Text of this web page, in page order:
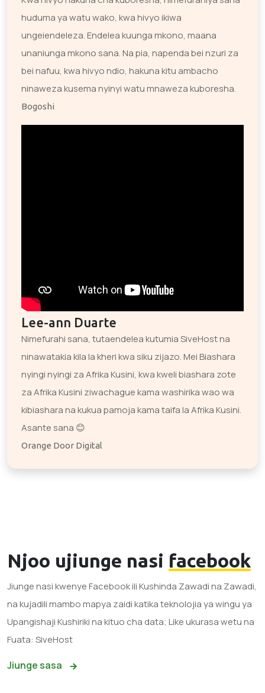
huduma ya watu wako, kwa hivyo ikiwa
ungeiendeleza. Endelea kuunga mkono, maana
unaniunga mkono sana. Na pia, napenda bei nzuri za
bei nafuu, kwa hivyo ndio, hakuna kitu ambacho
ninaweza kusema nyinyi watu mnaweza kuboresha.
Bogoshi
Lee-ann Duarte
Nimefurahi sana, tutaendelea kutumia SiveHost na
ninawatakia kila la kheri kwa siku zijazo. Mei Biashara
nyingi nyingi za Afrika Kusini, kwa kweli biashara zote
za Afrika Kusini ziwachague kama washirika wao wa
kibiashara na kukua pamoja kama taifa la Afrika Kusini.
Asante sana 😊
Orange Door Digital
Njoo ujiunge nasi facebook
Jiunge nasi kwenye Facebook ili Kushinda Zawadi na Zawadi,
na kujadili mambo mapya zaidi katika teknolojia ya wingu ya
Upangishaji Kushiriki na kituo cha data; Like ukurasa wetu na
Fuata: SiveHost
Jiunge sasa